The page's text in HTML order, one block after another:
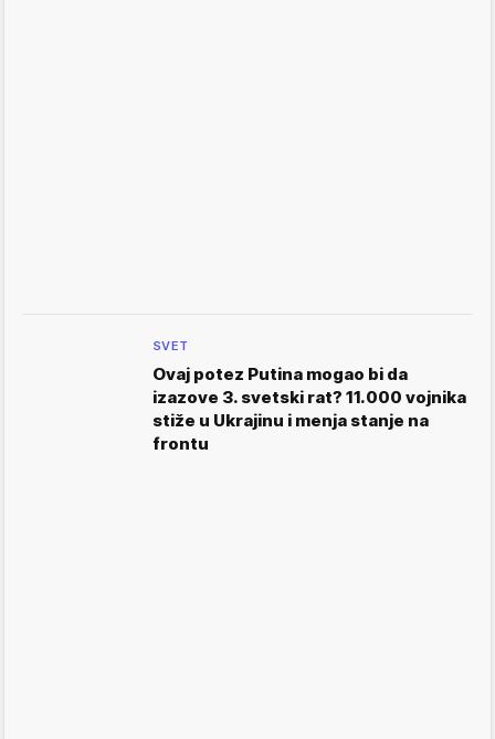
SVET
Ovaj potez Putina mogao bi da
izazove 3. svetski rat? 11.000 vojnika
stiže u Ukrajinu i menja stanje na
frontu